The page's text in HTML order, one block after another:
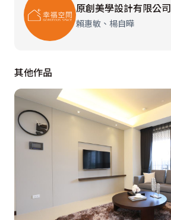
原創美學設計有限公司
賴惠敏、楊自曄
其他作品